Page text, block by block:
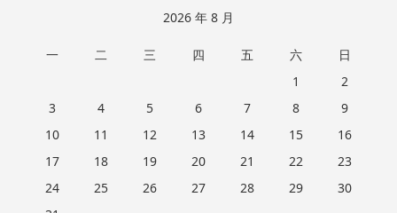
2026 年 8 月
一 二 三 四 五 六
日
1
2
3
4 5 6 7 8
9
10
11 12 13 14 15
16
17
18 19 20 21 22
23
24
25 26 27 28 29
30